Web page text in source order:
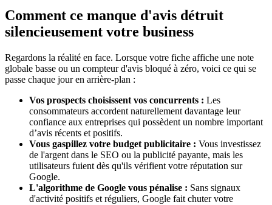
Comment ce manque d'avis détruit
silencieusement votre business
Regardons la réalité en face. Lorsque votre fiche affiche une note
globale basse ou un compteur d'avis bloqué à zéro, voici ce qui se
passe chaque jour en arrière-plan :
Vos prospects choisissent vos concurrents : Les
consommateurs accordent naturellement davantage leur
confiance aux entreprises qui possèdent un nombre important
d’avis récents et positifs.
Vous gaspillez votre budget publicitaire : Vous investissez
de l'argent dans le SEO ou la publicité payante, mais les
utilisateurs fuient dès qu'ils vérifient votre réputation sur
Google.
L'algorithme de Google vous pénalise : Sans signaux
d'activité positifs et réguliers, Google fait chuter votre